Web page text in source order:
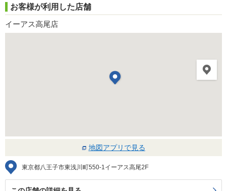
お客様が利用した店舗
イーアス高尾店
地図アプリで見る
東京都八王子市東浅川町550-1イーアス高尾2F